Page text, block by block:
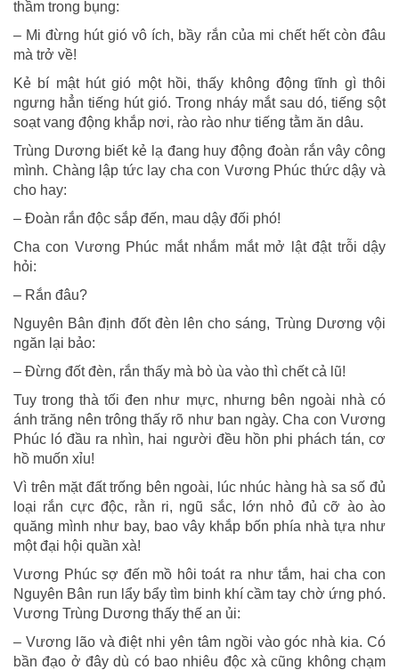
thầm trong bụng:
– Mi đừng hút gió vô ích, bầy rắn của mi chết hết còn đâu
mà trở về!
Kẻ bí mật hút gió một hồi, thấy không động tĩnh gì thôi
ngưng hẳn tiếng hút gió. Trong nháy mắt sau dó, tiếng sột
soạt vang động khắp nơi, rào rào như tiếng tằm ăn dâu.
Trùng Dương biết kẻ lạ đang huy động đoàn rắn vây công
mình. Chàng lập tức lay cha con Vương Phúc thức dậy và
cho hay:
– Đoàn rắn độc sắp đến, mau dậy đối phó!
Cha con Vương Phúc mắt nhắm mắt mở lật đật trỗi dậy
hỏi:
– Rắn đâu?
Nguyên Bân định đốt đèn lên cho sáng, Trùng Dương vội
ngăn lại bảo:
– Đừng đốt đèn, rắn thấy mà bò ùa vào thì chết cả lũ!
Tuy trong thà tối đen như mực, nhưng bên ngoài nhà có
ánh trăng nên trông thấy rõ như ban ngày. Cha con Vương
Phúc ló đầu ra nhìn, hai người đều hồn phi phách tán, cơ
hồ muốn xỉu!
Vì trên mặt đất trống bên ngoài, lúc nhúc hàng hà sa số đủ
loại rắn cực độc, rằn ri, ngũ sắc, lớn nhỏ đủ cỡ ào ào
quăng mình như bay, bao vây khắp bốn phía nhà tựa như
một đại hội quần xà!
Vương Phúc sợ đến mồ hôi toát ra như tắm, hai cha con
Nguyên Bân run lẩy bẩy tìm binh khí cầm tay chờ ứng phó.
Vương Trùng Dương thấy thế an ủi:
– Vương lão và điệt nhi yên tâm ngồi vào góc nhà kia. Có
bần đạo ở đây dù có bao nhiêu độc xà cũng không chạm